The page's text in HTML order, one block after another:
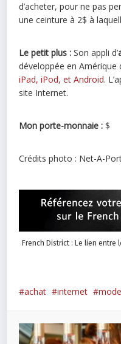
d’acheter, pour ne pas
une ceinture à 2$ à
Le petit plus : Son appli d’
développée en
iPad, iPod, et Android.
site Internet.
Mon porte-monnaie : $
Crédits photo : Net-A-
French District : Le lien entre
achat internet mode